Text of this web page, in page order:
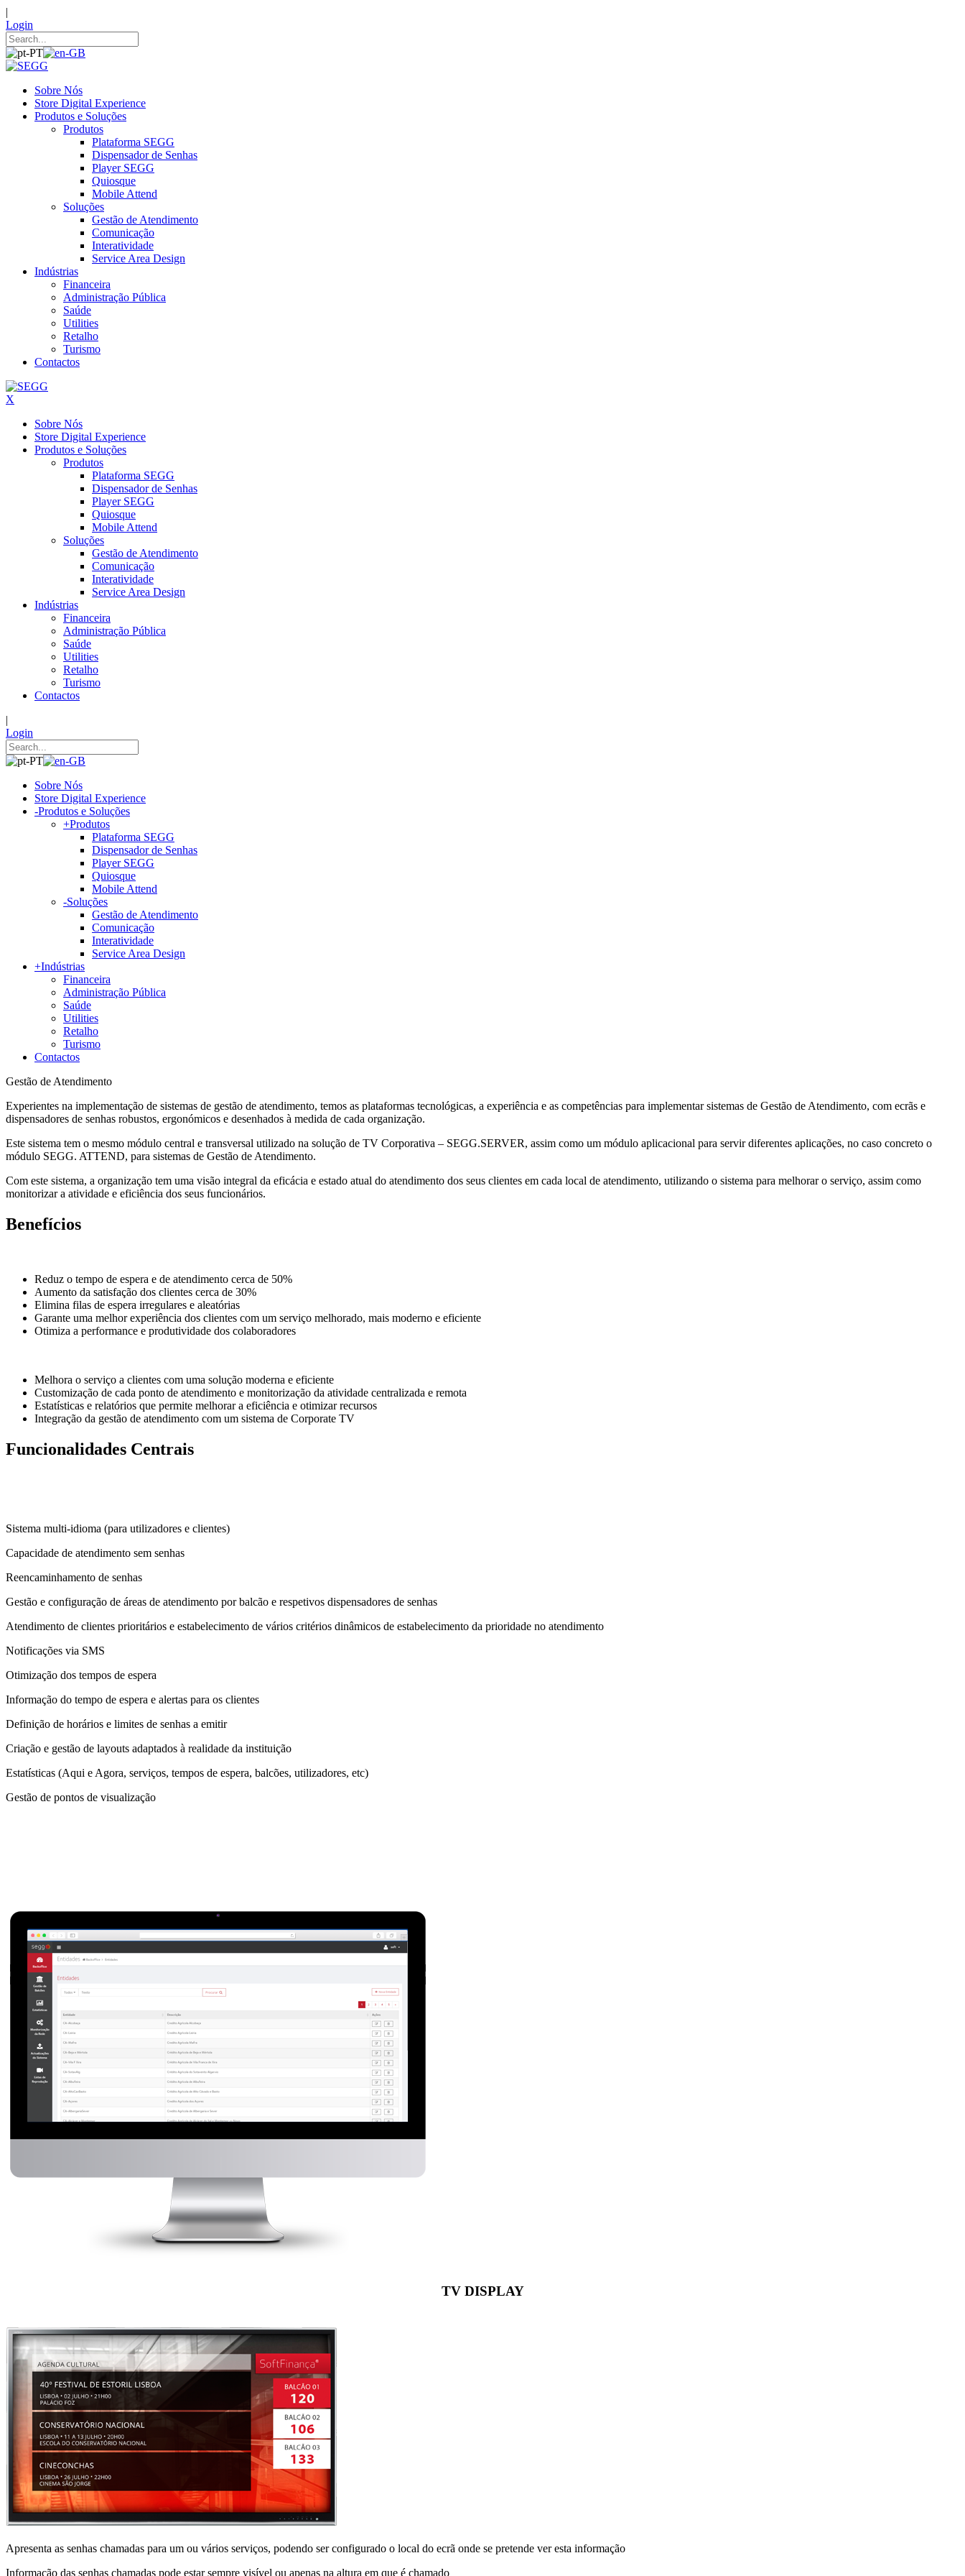
|
Login
Sobre Nós
Store Digital Experience
Produtos e Soluções
Produtos
Plataforma SEGG
Dispensador de Senhas
Player SEGG
Quiosque
Mobile Attend
Soluções
Gestão de Atendimento
Comunicação
Interatividade
Service Area Design
Indústrias
Financeira
Administração Pública
Saúde
Utilities
Retalho
Turismo
Contactos
X
Sobre Nós
Store Digital Experience
Produtos e Soluções
Produtos
Plataforma SEGG
Dispensador de Senhas
Player SEGG
Quiosque
Mobile Attend
Soluções
Gestão de Atendimento
Comunicação
Interatividade
Service Area Design
Indústrias
Financeira
Administração Pública
Saúde
Utilities
Retalho
Turismo
Contactos
|
Login
Sobre Nós
Store Digital Experience
-Produtos e Soluções
+Produtos
Plataforma SEGG
Dispensador de Senhas
Player SEGG
Quiosque
Mobile Attend
-Soluções
Gestão de Atendimento
Comunicação
Interatividade
Service Area Design
+Indústrias
Financeira
Administração Pública
Saúde
Utilities
Retalho
Turismo
Contactos
Gestão de Atendimento
Experientes na implementação de sistemas de gestão de atendimento, temos as plataformas tecnológicas, a experiência e as competências para implementar sistemas de Gestão de Atendimento, com ecrãs e
dispensadores de senhas robustos, ergonómicos e desenhados à medida de cada organização.
Este sistema tem o mesmo módulo central e transversal utilizado na solução de TV Corporativa – SEGG.SERVER, assim como um módulo aplicacional para servir diferentes aplicações, no caso concreto o
módulo SEGG. ATTEND, para sistemas de Gestão de Atendimento.
Com este sistema, a organização tem uma visão integral da eficácia e estado atual do atendimento dos seus clientes em cada local de atendimento, utilizando o sistema para melhorar o serviço, assim como
monitorizar a atividade e eficiência dos seus funcionários.
Benefícios
Reduz o tempo de espera e de atendimento cerca de 50%
Aumento da satisfação dos clientes cerca de 30%
Elimina filas de espera irregulares e aleatórias
Garante uma melhor experiência dos clientes com um serviço melhorado, mais moderno e eficiente
Otimiza a performance e produtividade dos colaboradores
Melhora o serviço a clientes com uma solução moderna e eficiente
Customização de cada ponto de atendimento e monitorização da atividade centralizada e remota
Estatísticas e relatórios que permite melhorar a eficiência e otimizar recursos
Integração da gestão de atendimento com um sistema de Corporate TV
Funcionalidades Centrais
Sistema multi-idioma (para utilizadores e clientes)
Capacidade de atendimento sem senhas
Reencaminhamento de senhas
Gestão e configuração de áreas de atendimento por balcão e respetivos dispensadores de senhas
Atendimento de clientes prioritários e estabelecimento de vários critérios dinâmicos de estabelecimento da prioridade no atendimento
Notificações via SMS
Otimização dos tempos de espera
Informação do tempo de espera e alertas para os clientes
Definição de horários e limites de senhas a emitir
Criação e gestão de layouts adaptados à realidade da instituição
Estatísticas (Aqui e Agora, serviços, tempos de espera, balcões, utilizadores, etc)
Gestão de pontos de visualização
TV DISPLAY
Apresenta as senhas chamadas para um ou vários serviços, podendo ser configurado o local do ecrã onde se pretende ver esta informação
Informação das senhas chamadas pode estar sempre visível ou apenas na altura em que é chamado